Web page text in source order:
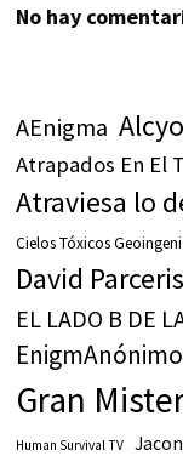
No hay
AEnigma
Atrapados En El
Atraviesa lo
Cielos Tóxicos
David
EL LADO B DE
Gran
Human Survival TV